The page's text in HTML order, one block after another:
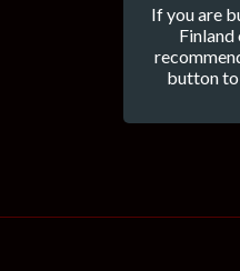
If you are
Finland
button